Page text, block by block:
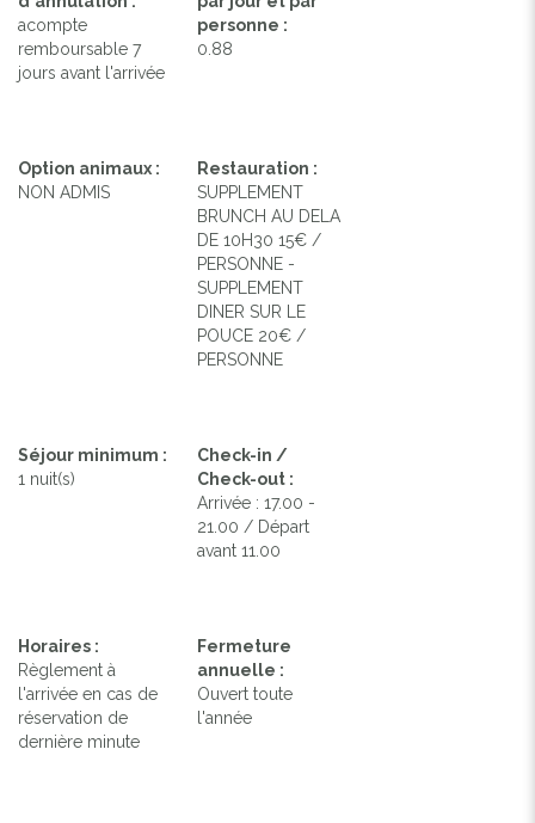
Previous
acompte
remboursable 7
jours avant l'arrivée
personne :
0.88
Option animaux :
NON ADMIS
Restauration :
SUPPLEMENT
BRUNCH AU DELA
DE 10H30 15€ /
PERSONNE -
SUPPLEMENT
DINER SUR LE
POUCE 20€ /
PERSONNE
Séjour minimum :
1 nuit(s)
Check-in /
Check-out :
Arrivée : 17.00 -
21.00 / Départ
avant 11.00
Horaires :
Règlement à
l'arrivée en cas de
réservation de
dernière minute
Fermeture
annuelle :
Ouvert toute
l'année